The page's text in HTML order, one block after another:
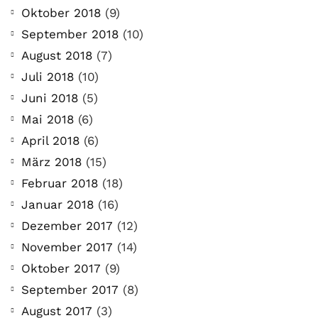
Oktober 2018 (9)
September 2018 (10)
August 2018 (7)
Juli 2018 (10)
Juni 2018 (5)
Mai 2018 (6)
April 2018 (6)
März 2018 (15)
Februar 2018 (18)
Januar 2018 (16)
Dezember 2017 (12)
November 2017 (14)
Oktober 2017 (9)
September 2017 (8)
August 2017 (3)